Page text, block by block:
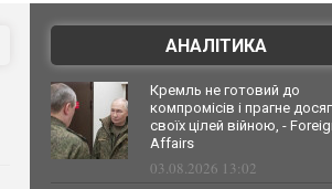
АНАЛІТИКА
Кремль не готовий до
компромісів і прагне
своїх цілей війною, -
Affairs
03.08.2026 13:02